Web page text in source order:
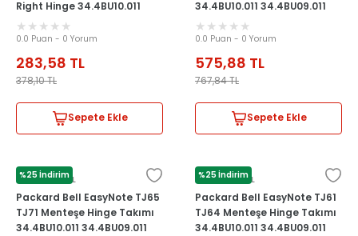
Right Hinge 34.4BU10.011
0.0 Puan - 0 Yorum
283,58 TL
378,10TL
Sepete Ekle
34.4BU10.011 34.4BU09.011
0.0 Puan - 0 Yorum
575,88 TL
767,84TL
Sepete Ekle
%25 İndirim
PACKARD BELL
Packard Bell EasyNote TJ65
TJ71 Menteşe Hinge Takımı
34.4BU10.011 34.4BU09.011
%25 İndirim
PACKARD BELL
Packard Bell EasyNote TJ61
TJ64 Menteşe Hinge Takımı
34.4BU10.011 34.4BU09.011